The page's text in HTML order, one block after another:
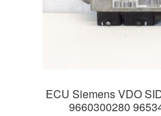
ECU Siemens VDO
9660300280